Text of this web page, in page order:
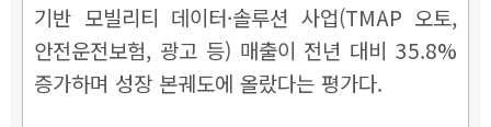
기반 모빌리티 데이터·솔루션 사업(TMAP 오토,
안전운전보험, 광고 등) 매출이 전년 대비 35.8%
증가하며 성장 본궤도에 올랐다는 평가다.